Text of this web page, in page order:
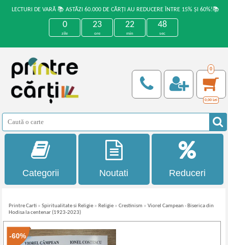
LECTURI DE VARĂ 📚 ASTĂZI 60.000 DE CĂRȚI AU REDUCERE ÎNTRE 15% ȘI 60%!📚
0
zile
23
ore
22
min
47
sec
0
0,00 Lei
Categorii Noutati Reduceri
Printre Carti »Spiritualitate si Religie » Religie »Crestinism »Viorel Campean - Biserica din
Hodisa la centenar (1923-2023)
-60%